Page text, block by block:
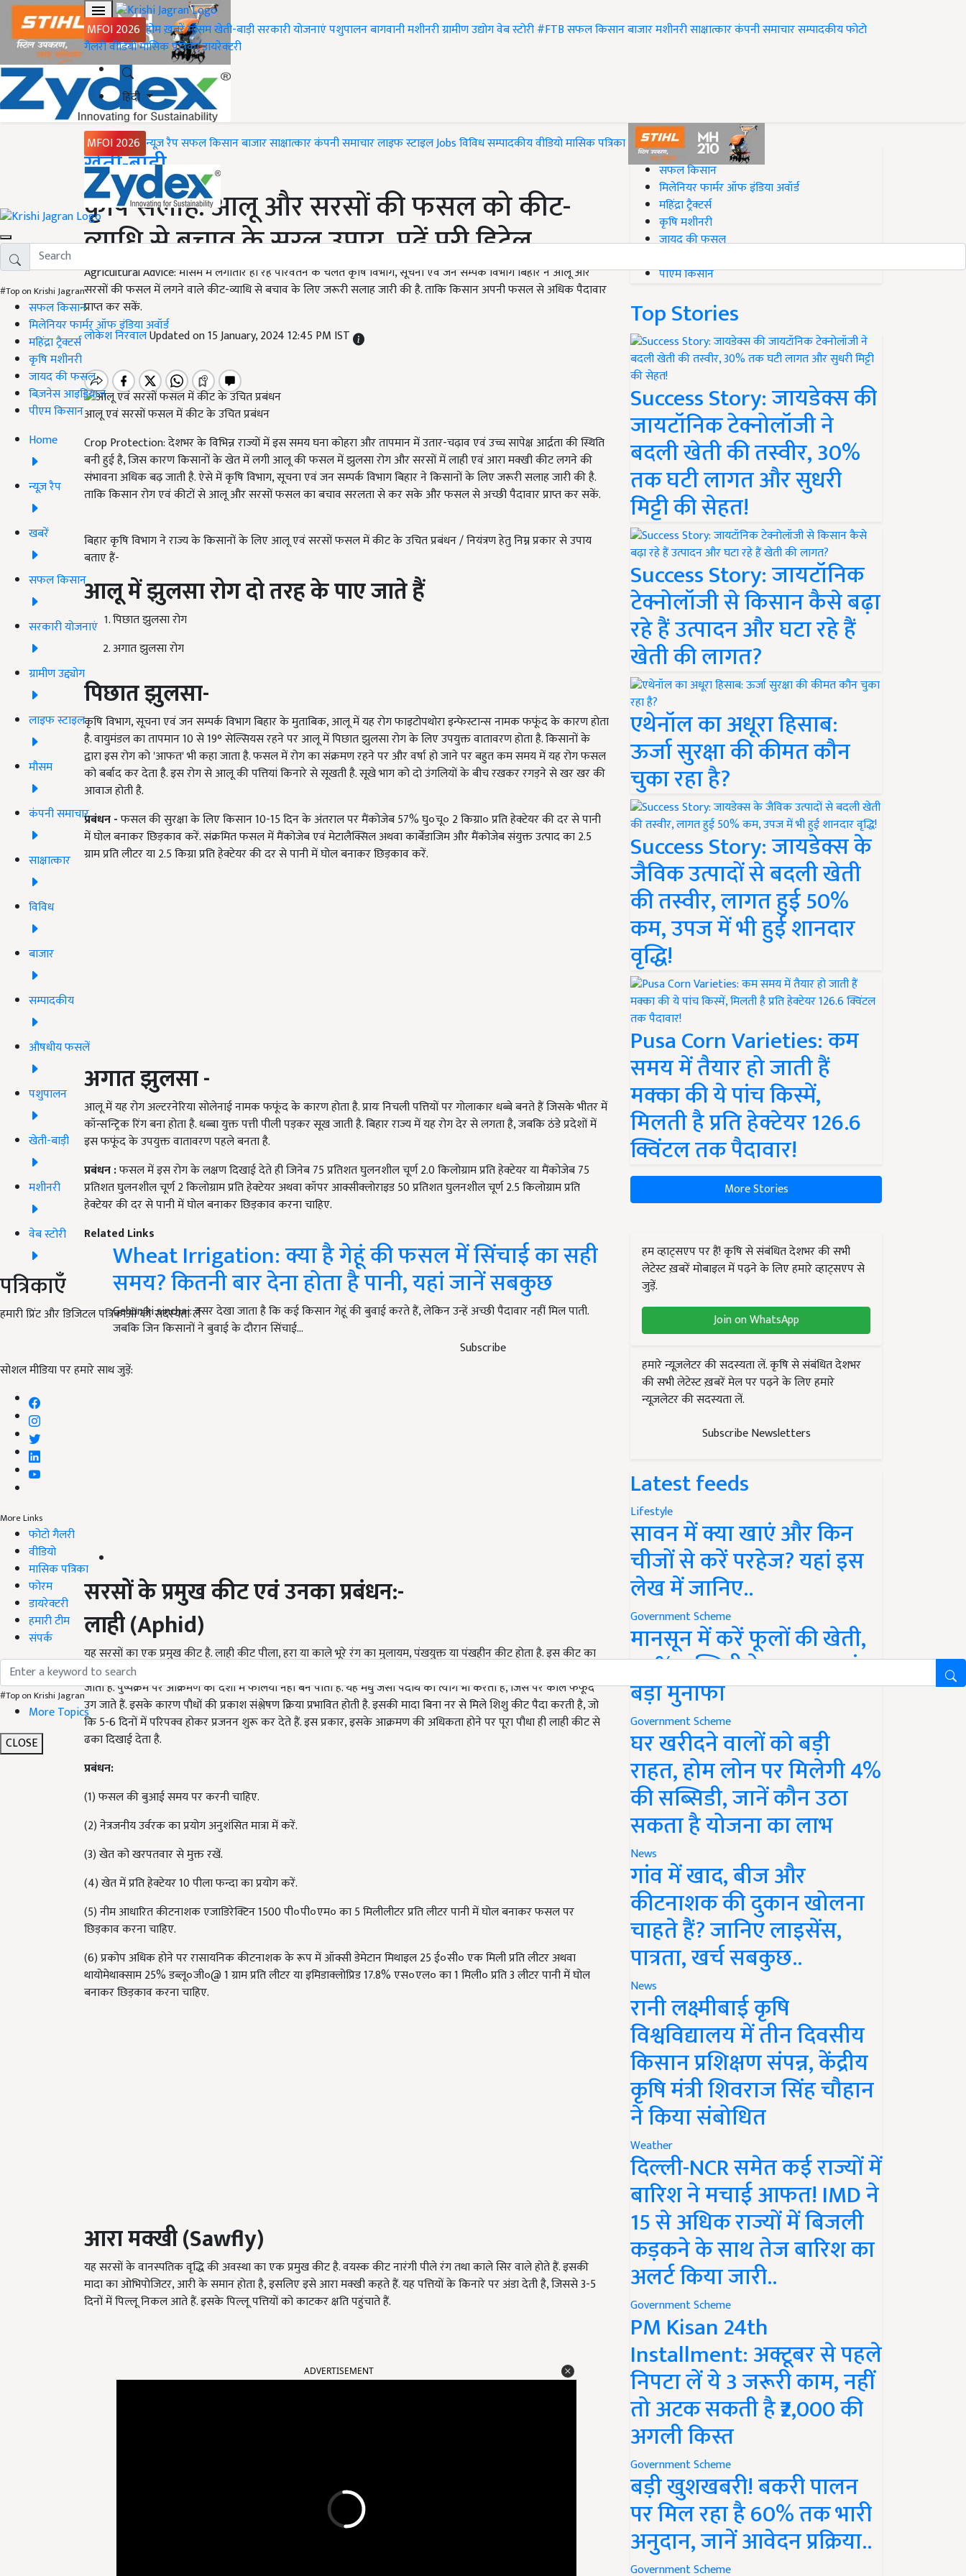
MFOI 2026 होमख़बरेंमौसमखेती-बाड़ीसरकारी योजनाएंपशुपालनबागवानीमशीनरीग्रामीण उद्योगवेब स्टोरी#FTBसफल किसानबाजारमशीनरीसाक्षात्कारकंपनी समाचारसम्पादकीयफोटो
गैलरीवीडियोमासिक पत्रिकाडायरेक्टरी
हिंदी
MFOI 2026 न्यूज़ रैपसफल किसानबाजारसाक्षात्कारकंपनी समाचारलाइफ स्टाइलJobsविविधसम्पादकीयवीडियोमासिक पत्रिका
#Top on Krishi Jagran
सफल किसान
मिलेनियर फार्मर ऑफ इंडिया अवॉर्ड
महिंद्रा ट्रैक्टर्स
कृषि मशीनरी
जायद की फसल
बिज़नेस आइडियाज
पीएम किसान
Home
न्यूज़ रैप
खबरें
सफल किसान
सरकारी योजनाएं
ग्रामीण उद्द्योग
लाइफ स्टाइल
मौसम
कंपनी समाचार
साक्षात्कार
विविध
बाजार
सम्पादकीय
औषधीय फसलें
पशुपालन
खेती-बाड़ी
मशीनरी
वेब स्टोरी
पत्रिकाएँ
हमारी प्रिंट और डिजिटल पत्रिकाओं की सदस्यता लें
Subscribe
सोशल मीडिया पर हमारे साथ जुड़ें:
More Links
फोटो गैलरी
वीडियो
मासिक पत्रिका
फोरम
डायरेक्टरी
हमारी टीम
संपर्क
#Top on Krishi Jagran
More Topics
CLOSE
Home
खेती-बाड़ी
कृषि सलाह: आलू और सरसों की फसल को कीट-
व्याधि से बचाव के सरल उपाय, पढ़ें पूरी डिटेल
Agricultural Advice: मौसम में लगातार हो रहे परिवर्तन के चलते कृषि विभाग, सूचना एवं जन सम्पर्क विभाग बिहार ने आलू और
सरसों की फसल में लगने वाले कीट-व्याधि से बचाव के लिए जरूरी सलाह जारी की है. ताकि किसान अपनी फसल से अधिक पैदावार
प्राप्त कर सकें.
लोकेश निरवालUpdated on 15 January, 2024 12:45 PM IST
आलू एवं सरसों फसल में कीट के उचित प्रबंधन
Crop Protection: देशभर के विभिन्न राज्यों में इस समय घना कोहरा और तापमान में उतार-चढ़ाव एवं उच्च सापेक्ष आर्द्रता की स्थिति
बनी हुई है, जिस कारण किसानों के खेत में लगी आलू की फसल में झुलसा रोग और सरसों में लाही एवं आरा मक्खी कीट लगने की
संभावना अधिक बढ़ जाती है. ऐसे में कृषि विभाग, सूचना एवं जन सम्पर्क विभाग बिहार ने किसानों के लिए जरूरी सलाह जारी की है.
ताकि किसान रोग एवं कीटों से आलू और सरसों फसल का बचाव सरलता से कर सके और फसल से अच्छी पैदावार प्राप्त कर सकें.
बिहार कृषि विभाग ने राज्य के किसानों के लिए आलू एवं सरसों फसल में कीट के उचित प्रबंधन / नियंत्रण हेतु निम्न प्रकार से उपाय
बताए हैं-
आलू में झुलसा रोग दो तरह के पाए जाते हैं
पिछात झुलसा रोग
अगात झुलसा रोग
पिछात झुलसा-
कृषि विभाग, सूचना एवं जन सम्पर्क विभाग बिहार के मुताबिक,आलू में यह रोग फाइटोपथोरा इन्फेस्टान्स नामक फफूंद के कारण होता
है. वायुमंडल का तापमान 10 से 19°सेल्सियस रहने पर आलू में पिछात झुलसा रोग के लिए उपयुक्त वातावरण होता है. किसानों के
द्वारा इस रोग को'आफत' भी कहा जाता है. फसल में रोग का संक्रमण रहने पर और वर्षा हो जाने पर बहुत कम समय में यह रोग फसल
को बर्बाद कर देता है. इस रोग से आलू की पत्तियां किनारे से सूखती है. सूखे भाग को दो उंगलियों के बीच रखकर रगड़ने से खर खर की
आवाज होती है.
प्रबंधन -फसल की सुरक्षा के लिए किसान 10-15 दिन के अंतराल पर मैंकोजेब 57% घु०चू० 2 किग्रा० प्रति हेक्टेयर की दर से पानी
में घोल बनाकर छिड़काव करें. संक्रमित फसल में मैंकोजेब एवं मेटालैक्सिल अथवा कार्बेंडाजिम और मैंकोजेब संयुक्त उत्पाद का 2.5
ग्राम प्रति लीटर या 2.5 किग्रा प्रति हेक्टेयर की दर से पानी में घोल बनाकर छिड़काव करें.
अगात झुलसा -
आलू में यह रोग अल्टरनेरिया सोलेनाई नामक फफूंद के कारण होता है. प्रायः निचली पत्तियों पर गोलाकार धब्बे बनते हैं जिसके भीतर में
कॉन्सन्ट्रिक रिंग बना होता है. धब्बा युक्त पत्ती पीली पड़कर सूख जाती है. बिहार राज्य में यह रोग देर से लगता है, जबकि ठंडे प्रदेशों में
इस फफूंद के उपयुक्त वातावरण पहले बनता है.
प्रबंधन :फसल में इस रोग के लक्षण दिखाई देते ही जिनेब 75 प्रतिशत घुलनशील चूर्ण 2.0 किलोग्राम प्रति हेक्टेयर या मैंकोजेब 75
प्रतिशत घुलनशील चूर्ण 2 किलोग्राम प्रति हेक्टेयर अथवा कॉपर आक्सीक्लोराइड 50 प्रतिशत घुलनशील चूर्ण 2.5 किलोग्राम प्रति
हेक्टेयर की दर से पानी में घोल बनाकर छिड़काव करना चाहिए.
Related Links
Wheat Irrigation: क्या है गेहूं की फसल में सिंचाई का सही
समय? कितनी बार देना होता है पानी, यहां जानें सबकुछ
Gehun ki sinchai: क्सर देखा जाता है कि कई किसान गेहूं की बुवाई करते हैं, लेकिन उन्हें अच्छी पैदावार नहीं मिल पाती.
जबकि जिन किसानों ने बुवाई के दौरान सिंचाई…
सरसों के प्रमुख कीट एवं उनका प्रबंधन:-
लाही (Aphid)
यह सरसों का एक प्रमुख कीट है. लाही कीट पीला, हरा या काले भूरे रंग का मुलायम, पंखयुक्त या पंखहीन कीट होता है. इस कीट का
वयस्क और शिशु- कीट दोनों ही मुलायम पत्तियों, टहनियों, तनों, पुष्प क्रमों तथा फलियों से रस चुसते हैं. इसके आक्रान्त पत्तियां मुड़
जाती है. पुष्पक्रम पर आक्रमण की दशा में फलियां नहीं बन पाती है. यह मधु जैसा पदार्थ का त्याग भी करता है, जिस पर काले फफूंद
उग जाते हैं. इसके कारण पौधों की प्रकाश संश्लेषण क्रिया प्रभावित होती है. इसकी मादा बिना नर से मिले शिशु कीट पैदा करती है, जो
कि 5-6 दिनों में परिपक्व होकर प्रजनन शुरू कर देते हैं. इस प्रकार, इसके आक्रमण की अधिकता होने पर पूरा पौधा ही लाही कीट से
ढका दिखाई देता है.
प्रबंधन:
(1) फसल की बुआई समय पर करनी चाहिए.
(2) नेत्रजनीय उर्वरक का प्रयोग अनुशंसित मात्रा में करें.
(3) खेत को खरपतवार से मुक्त रखें.
(4) खेत में प्रति हेक्टेयर 10 पीला फन्दा का प्रयोग करें.
(5) नीम आधारित कीटनाशक एजाडिरेक्टिन 1500 पी०पी०एम० का 5 मिलीलीटर प्रति लीटर पानी में घोल बनाकर फसल पर
छिड़काव करना चाहिए.
(6) प्रकोप अधिक होने पर रासायनिक कीटनाशक के रूप में ऑक्सी डेमेटान मिथाइल 25 ई०सी० एक मिली प्रति लीटर अथवा
थायोमेथाक्साम 25% डब्लू०जी०@ 1 ग्राम प्रति लीटर या इमिडाक्लोप्रिड 17.8% एस०एल० का 1 मिली० प्रति 3 लीटर पानी में घोल
बनाकर छिड़काव करना चाहिए.
आरा मक्खी (Sawfly)
यह सरसों के वानस्पतिक वृद्धि की अवस्था का एक प्रमुख कीट है. वयस्क कीट नारंगी पीले रंग तथा काले सिर वाले होते हैं. इसकी
मादा का ओभिपोजिटर,आरी के समान होता है, इसलिए इसे आरा मक्खी कहते हैं. यह पत्तियों के किनारे पर अंडा देती है, जिससे 3-5
दिनों में पिल्लू निकल आते हैं. इसके पिल्लू पत्तियों को काटकर क्षति पहुंचाते हैं.
#Top on Krishi Jagran
सफल किसान
मिलेनियर फार्मर ऑफ इंडिया अवॉर्ड
महिंद्रा ट्रैक्टर्स
कृषि मशीनरी
जायद की फसल
पीएम किसान
Top Stories
Success Story: जायडेक्स की
जायटॉनिक टेक्नोलॉजी ने
बदली खेती की तस्वीर, 30%
तक घटी लागत और सुधरी
मिट्टी की सेहत!
Success Story: जायटॉनिक
टेक्नोलॉजी से किसान कैसे बढ़ा
रहे हैं उत्पादन और घटा रहे हैं
खेती की लागत?
एथेनॉल का अधूरा हिसाब:
ऊर्जा सुरक्षा की कीमत कौन
चुका रहा है?
Success Story: जायडेक्स के
जैविक उत्पादों से बदली खेती
की तस्वीर, लागत हुई 50%
कम, उपज में भी हुई शानदार
वृद्धि!
Pusa Corn Varieties: कम
समय में तैयार हो जाती हैं
मक्का की ये पांच किस्में,
मिलती है प्रति हेक्टेयर 126.6
क्विंटल तक पैदावार!
More Stories
हम व्हाट्सएप पर हैं! कृषि से संबंधित देशभर की सभी
लेटेस्ट ख़बरें मोबाइल में पढ़ने के लिए हमारे व्हाट्सएप से
जुड़ें.
Join on WhatsApp
हमारे न्यूज़लेटर की सदस्यता लें. कृषि से संबंधित देशभर
की सभी लेटेस्ट ख़बरें मेल पर पढ़ने के लिए हमारे
न्यूज़लेटर की सदस्यता लें.
Subscribe Newsletters
Latest feeds
Lifestyle
सावन में क्या खाएं और किन
चीजों से करें परहेज? यहां इस
लेख में जानिए..
Government Scheme
मानसून में करें फूलों की खेती,
50% सब्सिडी के साथ कमाएं
बड़ा मुनाफा
Government Scheme
घर खरीदने वालों को बड़ी
राहत, होम लोन पर मिलेगी 4%
की सब्सिडी, जानें कौन उठा
सकता है योजना का लाभ
News
गांव में खाद, बीज और
कीटनाशक की दुकान खोलना
चाहते हैं? जानिए लाइसेंस,
पात्रता, खर्च सबकुछ..
News
रानी लक्ष्मीबाई कृषि
विश्वविद्यालय में तीन दिवसीय
किसान प्रशिक्षण संपन्न, केंद्रीय
कृषि मंत्री शिवराज सिंह चौहान
ने किया संबोधित
Weather
दिल्ली-NCR समेत कई राज्यों में
बारिश ने मचाई आफत! IMD ने
15 से अधिक राज्यों में बिजली
कड़कने के साथ तेज बारिश का
अलर्ट किया जारी..
Government Scheme
PM Kisan 24th
Installment: अक्टूबर से पहले
निपटा लें ये 3 जरूरी काम, नहीं
तो अटक सकती है ₹2,000 की
अगली किस्त
Government Scheme
बड़ी खुशखबरी! बकरी पालन
पर मिल रहा है 60% तक भारी
अनुदान, जानें आवेदन प्रक्रिया..
Government Scheme